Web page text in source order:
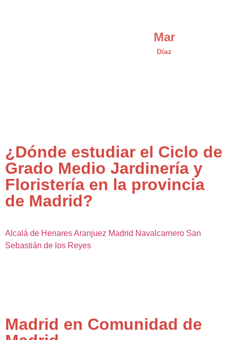
Mar
Díaz
¿Dónde estudiar el Ciclo de
Grado Medio Jardinería y
Floristería en la provincia
de Madrid?
Alcalá de HenaresAranjuez Madrid Navalcarnero San
Sebastián de los Reyes
Madrid en Comunidad de